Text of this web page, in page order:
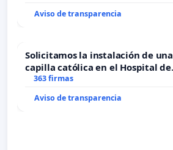
Aviso de transparencia
Solicitamos la instalación de una
capilla católica en el Hospital de
Alcañiz
363 firmas
Aviso de transparencia